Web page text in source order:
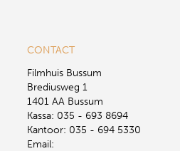
CONTACT
Filmhuis Bussum
Brediusweg 1
1401 AA Bussum
Kassa: 035 - 693 8694
Kantoor: 035 - 694 5330
Email: